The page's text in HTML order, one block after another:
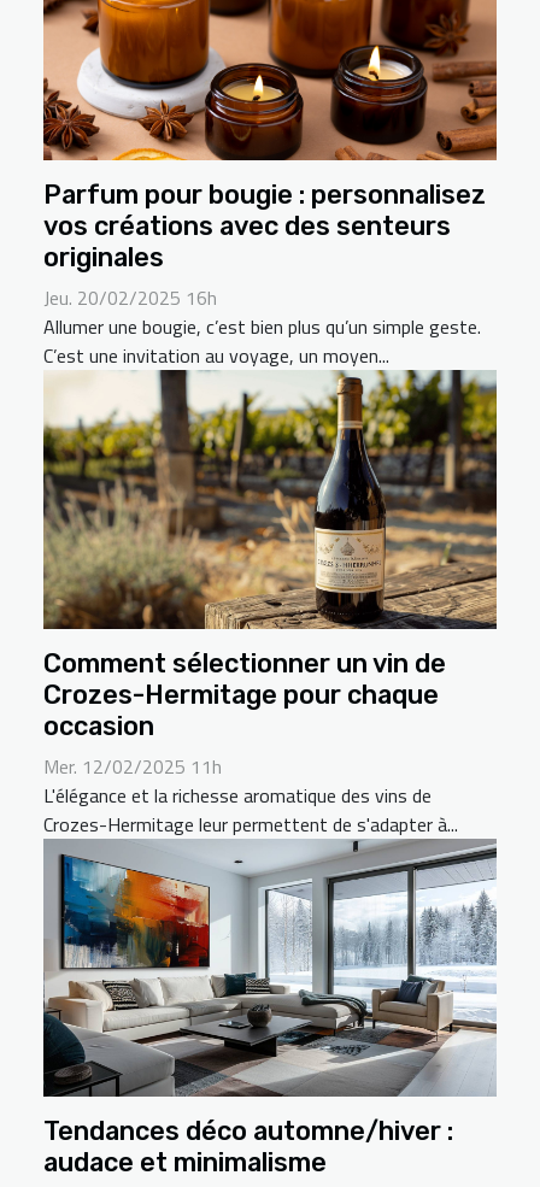
Parfum pour bougie : personnalisez
vos créations avec des senteurs
originales
Jeu. 20/02/2025 16h
Allumer une bougie, c’est bien plus qu’un simple geste.
C’est une invitation au voyage, un moyen...
Comment sélectionner un vin de
Crozes-Hermitage pour chaque
occasion
Mer. 12/02/2025 11h
L'élégance et la richesse aromatique des vins de
Crozes-Hermitage leur permettent de s'adapter à...
Tendances déco automne/hiver :
audace et minimalisme